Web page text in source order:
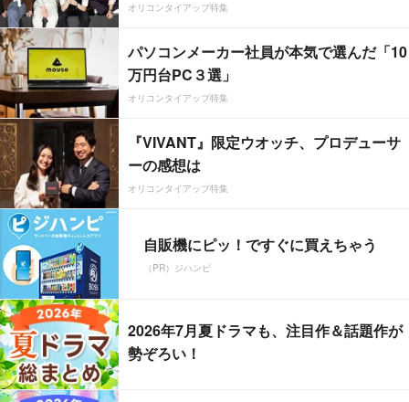
オリコンタイアップ特集
パソコンメーカー社員が本気で選んだ「10
万円台PC３選」
オリコンタイアップ特集
『VIVANT』限定ウオッチ、プロデューサ
ーの感想は
オリコンタイアップ特集
自販機にピッ！ですぐに買えちゃう
（PR）ジハンピ
2026年7月夏ドラマも、注目作＆話題作が
勢ぞろい！